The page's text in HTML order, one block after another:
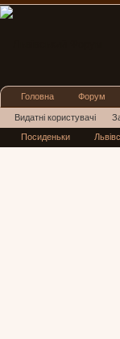
Головна Форум
Видатні користувачі
Нові повідомлення
Посиденьки